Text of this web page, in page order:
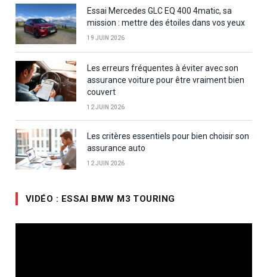
Essai Mercedes GLC EQ 400 4matic, sa
mission : mettre des étoiles dans vos yeux
19 JUIN 2026
Les erreurs fréquentes à éviter avec son
assurance voiture pour être vraiment bien
couvert
12 JUIN 2026
Les critères essentiels pour bien choisir son
assurance auto
12 JUIN 2026
VIDÉO : ESSAI BMW M3 TOURING